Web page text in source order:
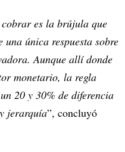
es la brújula que
una única respuesta sobre
Aunque allí donde
monetario, la regla
20 y 30% de diferencia
jerarquía”, concluyó